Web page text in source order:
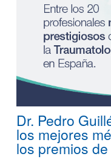
Dr. Pedro
los mejores
los premios